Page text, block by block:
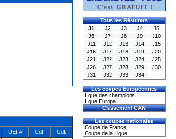
UEFA CdF CdL
Tous les Résultats
J1
J2 J3 J4
J5
J6
J7 J8 J9
J10
J11
J12 J13 J14
J15
J16
J17 J18 J19
J20
J21
J22 J23 J24
J25
J26
J27 J28 J29
J30
J31
J32 J33 J34
Les coupes Européennes
Ligue des champions
Ligue Europa
Classement CAN
Les coupes nationales
Coupe de France
Coupe de la Ligue